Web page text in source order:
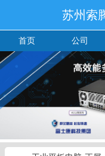
苏州索
首页 公司